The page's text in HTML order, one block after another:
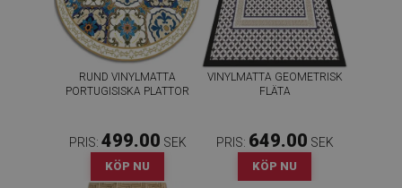
RUND VINYLMATTA
PORTUGISISKA PLATTOR
PRIS: 499.00 SEK
KÖP NU
VINYLMATTA GEOMETRISK
FLÄTA
PRIS: 649.00 SEK
KÖP NU